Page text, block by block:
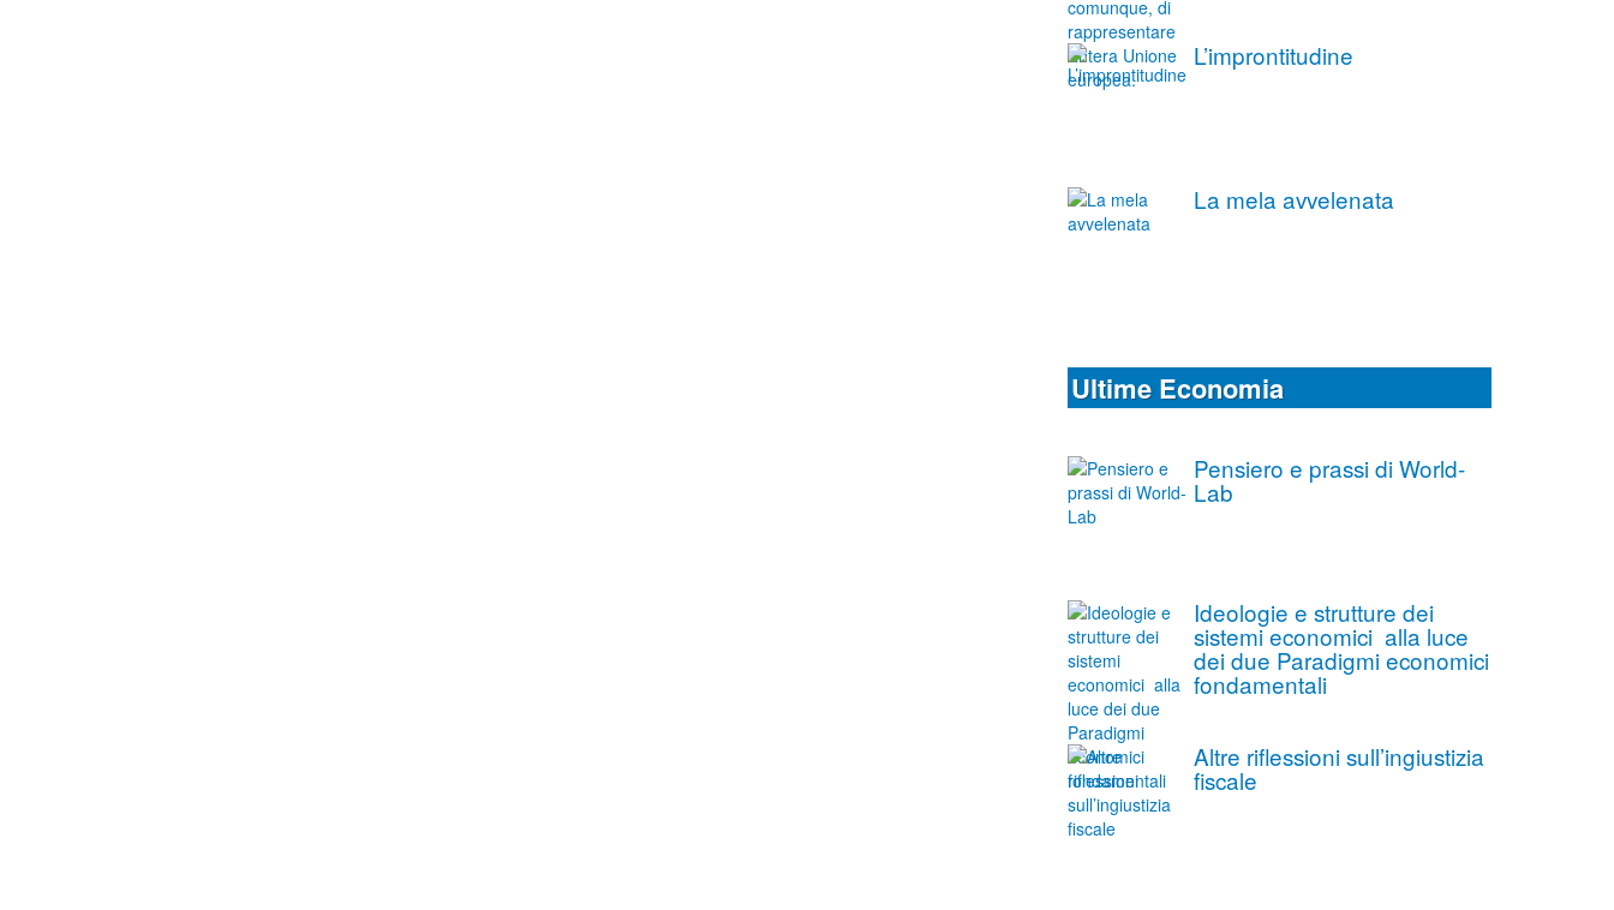
L’improntitudine
La mela avvelenata
Ultime Economia
Pensiero e prassi di World-
Lab
Ideologie e strutture dei
sistemi economici alla luce
dei due Paradigmi economici
fondamentali
Altre riflessioni sull’ingiustizia
fiscale